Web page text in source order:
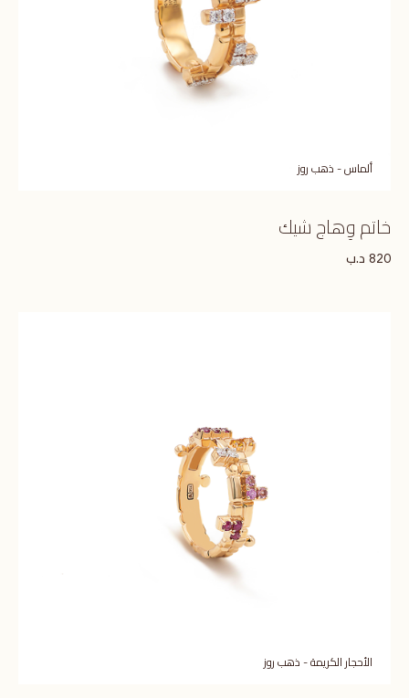
ألماس - ذهب روز
خاتم وِهاج شيك
820 د.ب
الأحجار الكريمة - ذهب روز